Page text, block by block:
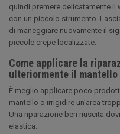
quindi premere delicatamente
con un piccolo strumento.
di maneggiare nuovamente il
piccole crepe localizzate.
Come applicare la
ulteriormente il mantello
È meglio applicare poco
mantello o irrigidire un'area
Una riparazione ben riuscita
elastica.